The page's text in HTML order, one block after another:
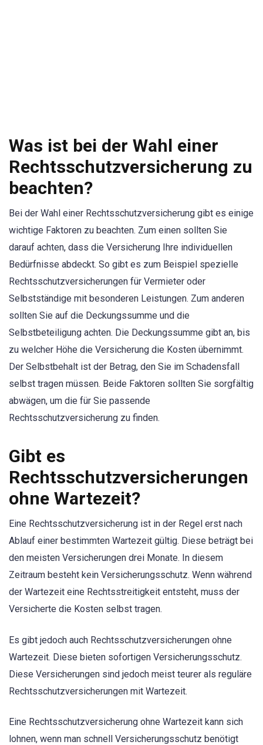
Was ist bei der Wahl einer
Rechtsschutzversicherung zu
beachten?
Bei der Wahl einer Rechtsschutzversicherung gibt es einige
wichtige Faktoren zu beachten. Zum einen sollten Sie
darauf achten, dass die Versicherung Ihre individuellen
Bedürfnisse abdeckt. So gibt es zum Beispiel spezielle
Rechtsschutzversicherungen für Vermieter oder
Selbstständige mit besonderen Leistungen. Zum anderen
sollten Sie auf die Deckungssumme und die
Selbstbeteiligung achten. Die Deckungssumme gibt an, bis
zu welcher Höhe die Versicherung die Kosten übernimmt.
Der Selbstbehalt ist der Betrag, den Sie im Schadensfall
selbst tragen müssen. Beide Faktoren sollten Sie sorgfältig
abwägen, um die für Sie passende
Rechtsschutzversicherung zu finden.
Gibt es
Rechtsschutzversicherungen
ohne Wartezeit?
Eine Rechtsschutzversicherung ist in der Regel erst nach
Ablauf einer bestimmten Wartezeit gültig. Diese beträgt bei
den meisten Versicherungen drei Monate. In diesem
Zeitraum besteht kein Versicherungsschutz. Wenn während
der Wartezeit eine Rechtsstreitigkeit entsteht, muss der
Versicherte die Kosten selbst tragen.
Es gibt jedoch auch Rechtsschutzversicherungen ohne
Wartezeit. Diese bieten sofortigen Versicherungsschutz.
Diese Versicherungen sind jedoch meist teurer als reguläre
Rechtsschutzversicherungen mit Wartezeit.
Eine Rechtsschutzversicherung ohne Wartezeit kann sich
lohnen, wenn man schnell Versicherungsschutz benötigt